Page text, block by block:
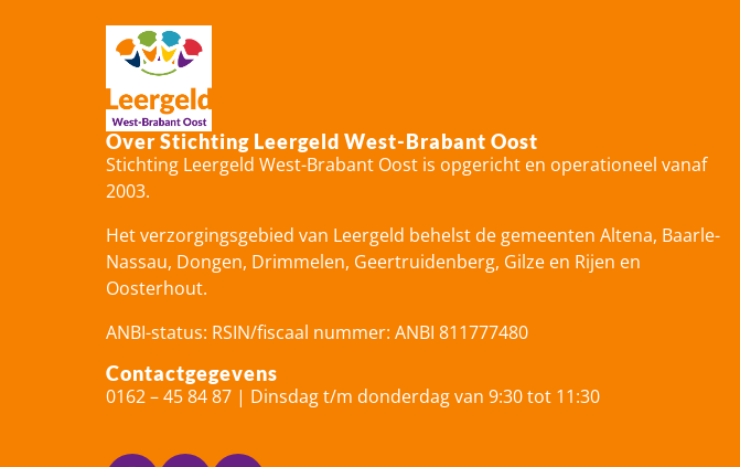
Over Stichting Leergeld West-Brabant Oost
Stichting Leergeld West-Brabant Oost is opgericht en operationeel vanaf
2003.
Het verzorgingsgebied van Leergeld behelst de gemeenten Altena, Baarle-
Nassau, Dongen, Drimmelen, Geertruidenberg, Gilze en Rijen en
Oosterhout.
ANBI-status: RSIN/fiscaal nummer: ANBI 811777480
Contactgegevens
0162 – 45 84 87 | Dinsdag t/m donderdag van 9:30 tot 11:30